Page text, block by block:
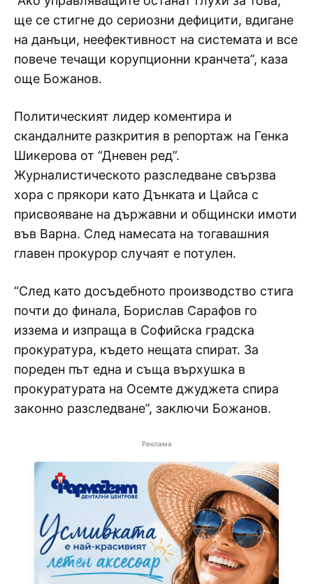
ще се стигне до сериозни дефицити, вдигане
на данъци, неефективност на системата и все
повече течащи корупционни кранчета”, каза
още Божанов.
Политическият лидер коментира и
скандалните разкрития в репортаж на Генка
Шикерова от “Дневен ред”.
Журналистическото разследване свързва
хора с прякори като Дънката и Цайса с
присвояване на държавни и общински имоти
във Варна. След намесата на тогавашния
главен прокурор случаят е потулен.
“След като досъдебното производство стига
почти до финала, Борислав Сарафов го
иззема и изпраща в Софийска градска
прокуратура, където нещата спират. За
пореден път една и съща върхушка в
прокуратурата на Осемте джуджета спира
законно разследване”, заключи Божанов.
Реклама